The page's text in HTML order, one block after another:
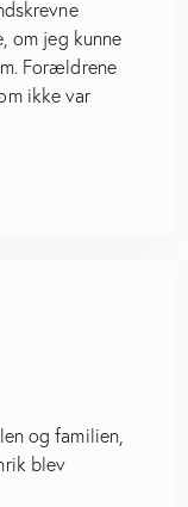
om jeg kunne
Forældrene
ikke var
og familien,
blev